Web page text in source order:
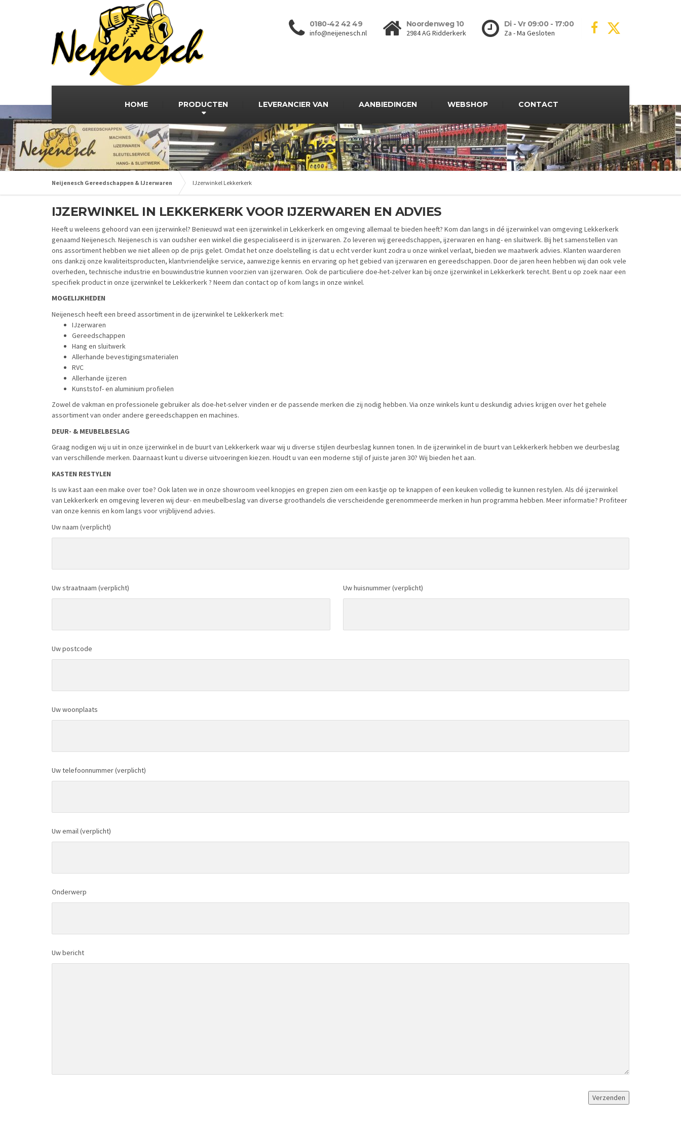
0180-42 42 49
info@neijenesch.nl
Noordenweg 10
2984 AG Ridderkerk
Di - Vr 09:00 - 17:00
Za - Ma Gesloten
HOME PRODUCTEN LEVERANCIER VAN AANBIEDINGEN WEBSHOP CONTACT
IJzerwinkel Lekkerkerk
Neijenesch Gereedschappen & IJzerwaren IJzerwinkel Lekkerkerk
IJZERWINKEL IN LEKKERKERK VOOR IJZERWAREN EN ADVIES
Heeft u weleens gehoord van een ijzerwinkel? Benieuwd wat een ijzerwinkel in Lekkerkerk en omgeving allemaal te bieden heeft? Kom dan langs in dé ijzerwinkel van omgeving Lekkerkerk
genaamd Neijenesch. Neijenesch is van oudsher een winkel die gespecialiseerd is in ijzerwaren. Zo leveren wij gereedschappen, ijzerwaren en hang- en sluitwerk. Bij het samenstellen van
ons assortiment hebben we niet alleen op de prijs gelet. Omdat het onze doelstelling is dat u echt verder kunt zodra u onze winkel verlaat, bieden we maatwerk advies. Klanten waarderen
ons dankzij onze kwaliteitsproducten, klantvriendelijke service, aanwezige kennis en ervaring op het gebied van ijzerwaren en gereedschappen. Door de jaren heen hebben wij dan ook vele
overheden, technische industrie en bouwindustrie kunnen voorzien van ijzerwaren. Ook de particuliere doe-het-zelver kan bij onze ijzerwinkel in Lekkerkerk terecht. Bent u op zoek naar een
specifiek product in onze ijzerwinkel te Lekkerkerk ? Neem dan contact op of kom langs in onze winkel.
MOGELIJKHEDEN
Neijenesch heeft een breed assortiment in de ijzerwinkel te Lekkerkerk met:
IJzerwaren
Gereedschappen
Hang en sluitwerk
Allerhande bevestigingsmaterialen
RVC
Allerhande ijzeren
Kunststof- en aluminium profielen
Zowel de vakman en professionele gebruiker als doe-het-selver vinden er de passende merken die zij nodig hebben. Via onze winkels kunt u deskundig advies krijgen over het gehele
assortiment van onder andere gereedschappen en machines.
DEUR- & MEUBELBESLAG
Graag nodigen wij u uit in onze ijzerwinkel in de buurt van Lekkerkerk waar wij u diverse stijlen deurbeslag kunnen tonen. In de ijzerwinkel in de buurt van Lekkerkerk hebben we deurbeslag
van verschillende merken. Daarnaast kunt u diverse uitvoeringen kiezen. Houdt u van een moderne stijl of juiste jaren 30? Wij bieden het aan.
KASTEN RESTYLEN
Is uw kast aan een make over toe? Ook laten we in onze showroom veel knopjes en grepen zien om een kastje op te knappen of een keuken volledig te kunnen restylen. Als dé ijzerwinkel
van Lekkerkerk en omgeving leveren wij deur- en meubelbeslag van diverse groothandels die verscheidende gerenommeerde merken in hun programma hebben. Meer informatie? Profiteer
van onze kennis en kom langs voor vrijblijvend advies.
Uw naam (verplicht)
Uw straatnaam (verplicht) Uw huisnummer (verplicht)
Uw postcode
Uw woonplaats
Uw telefoonnummer (verplicht)
Uw email (verplicht)
Onderwerp
Uw bericht